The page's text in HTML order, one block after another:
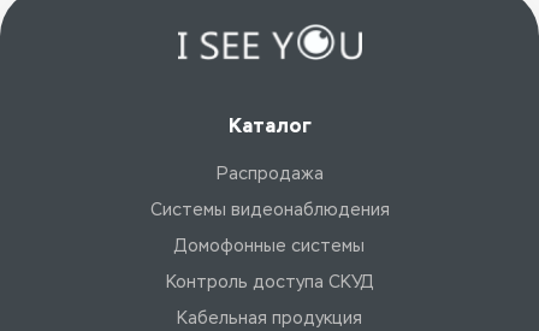
Каталог
Распродажа
Системы видеонаблюдения
Домофонные системы
Контроль доступа СКУД
Кабельная продукция